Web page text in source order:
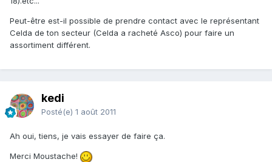
Peut-être est-il possible de prendre contact avec le représentant
Celda de ton secteur (Celda a racheté Asco) pour faire un
assortiment différent.
kedi
Posté(e) 1 août 2011
Ah oui, tiens, je vais essayer de faire ça.
Merci Moustache!